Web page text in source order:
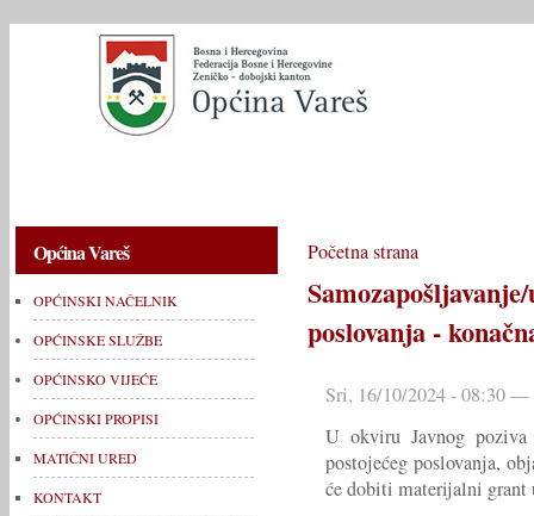
Općina Vareš
OPĆINSKI NAČELNIK
OPĆINSKE SLUŽBE
OPĆINSKO VIJEĆE
OPĆINSKI PROPISI
MATIČNI URED
KONTAKT
Početna strana
poslovanja -
Sri, 16/10/2024 - 08:30
U okviru Javnog poziva
postojećeg poslovanja,
će dobiti materijalni grant